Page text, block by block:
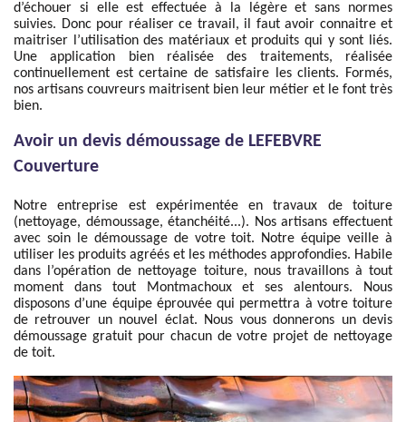
d’échouer si elle est effectuée à la légère et sans normes
suivies. Donc pour réaliser ce travail, il faut avoir connaitre et
maitriser l’utilisation des matériaux et produits qui y sont liés.
Une application bien réalisée des traitements, réalisée
continuellement est certaine de satisfaire les clients. Formés,
nos artisans couvreurs maitrisent bien leur métier et le font très
bien.
Avoir un devis démoussage de LEFEBVRE
Couverture
Notre entreprise est expérimentée en travaux de toiture
(nettoyage, démoussage, étanchéité...). Nos artisans effectuent
avec soin le démoussage de votre toit. Notre équipe veille à
utiliser les produits agréés et les méthodes approfondies. Habile
dans l’opération de nettoyage toiture, nous travaillons à tout
moment dans tout Montmachoux et ses alentours. Nous
disposons d’une équipe éprouvée qui permettra à votre toiture
de retrouver un nouvel éclat. Nous vous donnerons un devis
démoussage gratuit pour chacun de votre projet de nettoyage
de toit.